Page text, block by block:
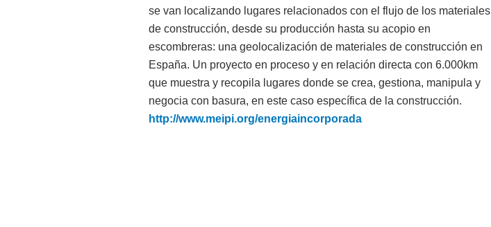
se van localizando lugares relacionados con el flujo de los materiales
de construcción, desde su producción hasta su acopio en
escombreras: una geolocalización de materiales de construcción en
España. Un proyecto en proceso y en relación directa con 6.000km
que muestra y recopila lugares donde se crea, gestiona, manipula y
negocia con basura, en este caso específica de la construcción.
http://www.meipi.org/energiaincorporada